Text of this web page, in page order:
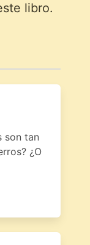
libro.
son tan
¿O